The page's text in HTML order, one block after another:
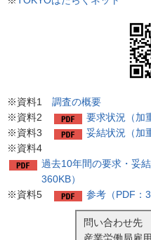
※資料1 調査の概要
※資料2
要求状況（加
※資料3
妥結状況（加
※資料4
過去10年間の要求・妥
360KB）
※資料5
参考（PDF：
問い合わせ先